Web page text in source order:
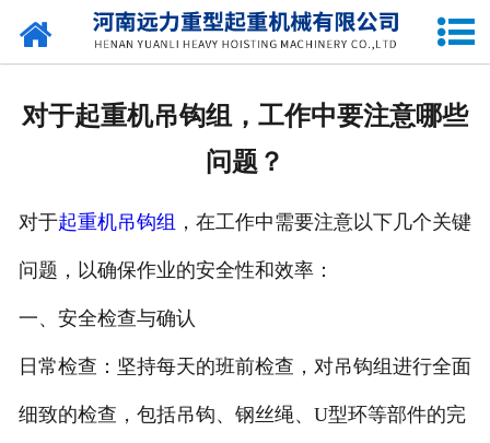
网站首页
留言中心
联系我们
对于起重机吊钩组，工作中要注意哪些
问题？
对于起重机吊钩组 ，在工作中需要注意以下几个关键
问题，以确保作业的安全性和效率：
一、安全检查与确认
日常检查：坚持每天的班前检查，对吊钩组进行全面
细致的检查，包括吊钩、钢丝绳、U型环等部件的完